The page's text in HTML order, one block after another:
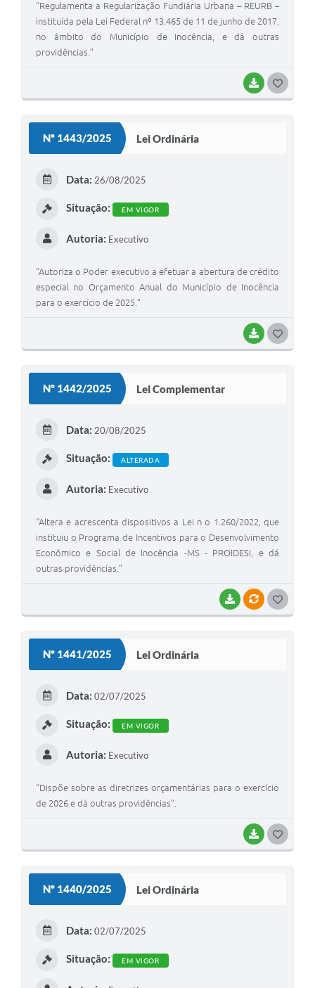
BAIXAR
“Regulamenta a Regularização Fundiária Urbana – REURB –
instituída pela Lei Federal nº 13.465 de 11 de junho de 2017,
no âmbito do Município de Inocência, e dá outras
providências.”
Nº 1443/2025 Lei Ordinária
BAIXAR
Data: 26/08/2025
Situação: EM VIGOR
Autoria: Executivo
“Autoriza o Poder executivo a efetuar a abertura de crédito
especial no Orçamento Anual do Município de Inocência
para o exercício de 2025.”
Nº 1442/2025 Lei Complementar
BAIXARVÍNCULOS
Data: 20/08/2025
Situação: ALTERADA
Autoria: Executivo
“Altera e acrescenta dispositivos a Lei n o 1.260/2022, que
instituiu o Programa de Incentivos para o Desenvolvimento
Econômico e Social de Inocência -MS - PROIDESI, e dá
outras providências.”
Nº 1441/2025 Lei Ordinária
BAIXAR
Data: 02/07/2025
Situação: EM VIGOR
Autoria: Executivo
“Dispõe sobre as diretrizes orçamentárias para o exercício
de 2026 e dá outras providências”.
Nº 1440/2025 Lei Ordinária
Data: 02/07/2025
Situação: EM VIGOR